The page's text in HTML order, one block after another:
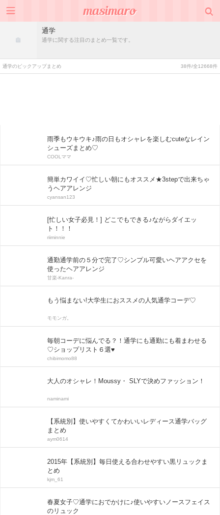
通学
通学に関する注目のまとめ一覧です。
通学のピックアップまとめ 38件/全12668件
雨季もウキウキ♪雨の日もオシャレを楽しむcuteなレイン
シューズまとめ♡
COOLママ
簡単カワイイ♡忙しい朝にもオススメ★3stepで出来ちゃ
うヘアアレンジ
cyansan123
[忙しい女子必見！] どこでもできる♪ながらダイエッ
ト！！！
riiminnie
通勤通学前の５分で完了♡シンプル可愛いヘアアクセを
使ったヘアアレンジ
甘楽-Kanra-
もう悩まない!大学生におススメの人気通学コーデ♡
モモンガ。
毎朝コーデに悩んでる？！通学にも通勤にも着まわせる
♡ショップリスト６選♥
chibimomo88
大人のオシャレ！Moussy・ SLYで決めファッション！
naminami
【系統別】使いやすくてかわいいレディース通学バッグ
まとめ
aym0614
2015年【系統別】毎日使える合わせやすい黒リュックま
とめ
kjm_61
春夏女子♡通学におでかけに♪使いやすいノースフェイス
のリュック